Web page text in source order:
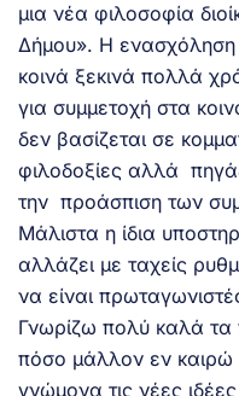
μια νέα φιλοσοφία
Δήμου». Η
κοινά ξεκινά πολλά
για συμμετοχή στα
δεν βασίζεται σε
φιλοδοξίες αλλά
την προάσπιση των
Μάλιστα η ίδια
αλλάζει με ταχείς
να είναι
Γνωρίζω πολύ καλά τα
πόσο μάλλον εν καιρώ
γνώμονα τις νέες